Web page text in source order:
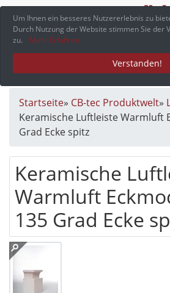
Menü
Startseite» CB-tec Produktwelt»
Keramische Luftleiste Warmluft
Grad Ecke spitz
Keramische
Warmluft
135 Grad Ecke
Um Ihnen ein besseres Nutzererlebnis zu
Durch Nutzung der Website stimmen Sie der
zu.
Mehr Erfahren
Verstanden!